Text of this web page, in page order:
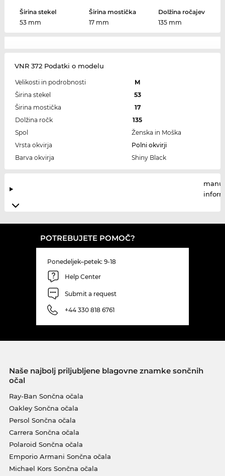
Širina stekel
53 mm
Širina mostička
17 mm
Dolžina ročajev
135 mm
VNR 372 Podatki o modelu
Velikosti in podrobnosti
M
Širina stekel
53
Širina mostička
17
Dolžina ročk
135
Spol
Ženska in Moška
Vrsta okvirja
Polni okvirji
Barva okvirja
Shiny Black
POTREBUJETE POMOČ?
Ponedeljek–petek: 9-18
Help Center
Submit a request
+44 330 818 6761
Naše najbolj priljubljene blagovne znamke sončnih
očal
Ray-Ban Sončna očala
Oakley Sončna očala
Persol Sončna očala
Carrera Sončna očala
Polaroid Sončna očala
Emporio Armani Sončna očala
Michael Kors Sončna očala